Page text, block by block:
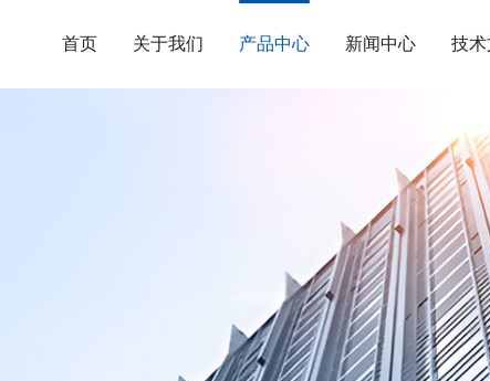
首页 关于我们 产品中心 新闻中心 技